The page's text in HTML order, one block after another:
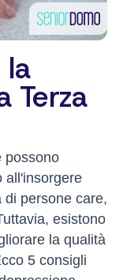
Terza
possono
all'insorgere
di persone care,
esistono
la qualità
5 consigli